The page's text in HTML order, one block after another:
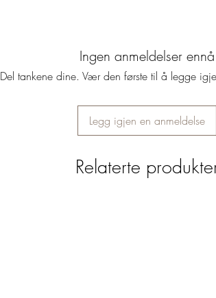
Ingen anmeldelser ennå
Del tankene dine. Vær den første til å legge
Legg igjen en anmeldelse
Relaterte